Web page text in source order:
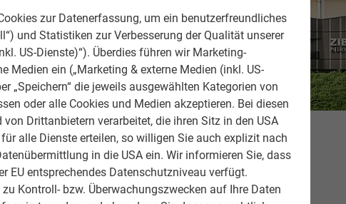
zur Datenerfassung, um ein benutzerfreundliches
und Statistiken zur Verbesserung der Qualität unserer
US-Dienste)“). Überdies führen wir Marketing-
Medien ein („Marketing & externe Medien (inkl. US-
„Speichern“ die jeweils ausgewählten Kategorien von
oder alle Cookies und Medien akzeptieren. Bei diesen
Drittanbietern verarbeitet, die ihren Sitz in den USA
alle Dienste erteilen, so willigen Sie auch explizit nach
in die USA ein. Wir informieren Sie, dass
EU entsprechendes Datenschutzniveau verfügt.
Kontroll- bzw. Überwachungszwecken auf Ihre Daten